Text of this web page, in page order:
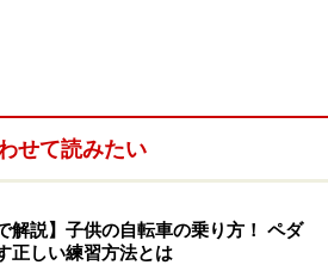
せて読みたい
解説】子供の自転車の乗り方！ ペダ
正しい練習方法とは